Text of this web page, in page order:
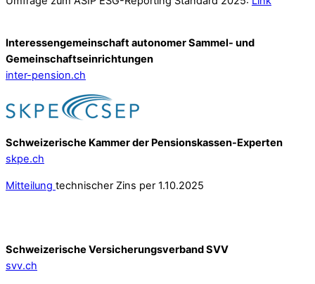
Interessengemeinschaft autonomer Sammel- und
Gemeinschafts­einrichtungen
inter-pension.ch
Schweizerische Kammer der Pensionskassen-Experten
skpe.ch
Mitteilung technischer Zins per 1.10.2025
Schweizerische Versicherungsverband SVV
svv.ch